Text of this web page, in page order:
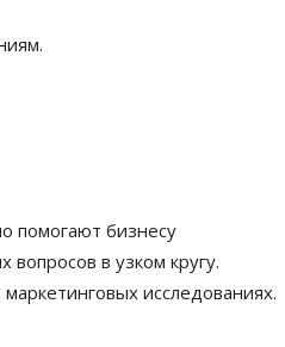
помогают бизнесу
в узком кругу.
исследованиях.